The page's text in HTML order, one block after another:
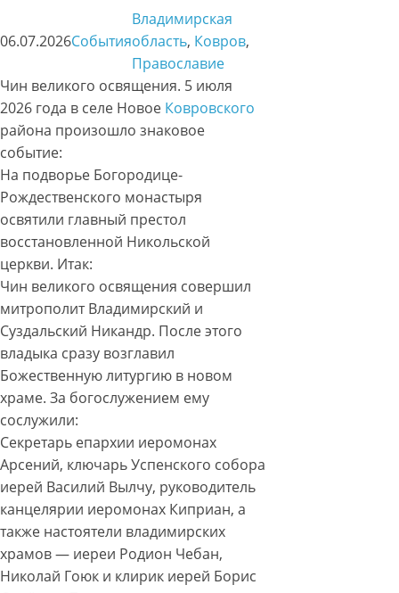
06.07.2026События
Владимирская
область, Ковров
Православие
Чин великого освящения. 5 июля
2026 года в селе Новое Ковровского
района произошло знаковое
событие:
На подворье Богородице-
Рождественского монастыря
освятили главный престол
восстановленной Никольской
церкви. Итак:
Чин великого освящения совершил
митрополит Владимирский и
Суздальский Никандр. После этого
владыка сразу возглавил
Божественную литургию в новом
храме. За богослужением ему
сослужили:
Секретарь епархии иеромонах
Арсений, ключарь Успенского собора
иерей Василий Вылчу, руководитель
канцелярии иеромонах Киприан, а
также настоятели владимирских
храмов — иереи Родион Чебан,
Николай Гоюк и клирик иерей Борис